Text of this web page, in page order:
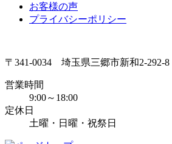
お客様の声
プライバシーポリシー
〒341-0034 埼玉県三郷市新和2-292-8
営業時間
9:00～18:00
定休日
土曜・日曜・祝祭日